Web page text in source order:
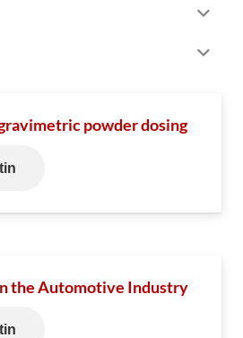
powder dosing
the Automotive Industry